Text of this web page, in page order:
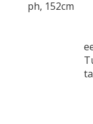
ph, 152cm